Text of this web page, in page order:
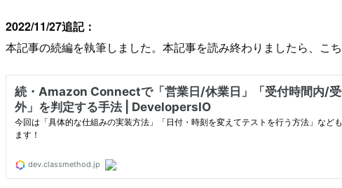
2022/11/27追記：
本記事の続編を執筆しました。本記事を読み終わりましたら、こ